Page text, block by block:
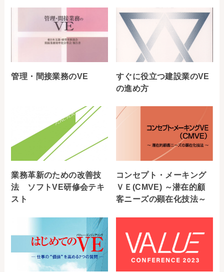
管理・間接業務のVE
すぐに役立つ建設業のVE
の進め方
業務革新のための改善技
法 ソフトVE研修会テキ
スト
コンセプト・メーキング
ＶＥ(CMVE) ～潜在的顧
客ニーズの顕在化技法～